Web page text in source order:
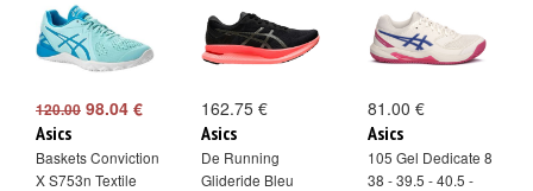
120.00 98.04 €
Asics
Baskets Conviction
X S753n Textile
162.75 €
Asics
De Running
Glideride Bleu
81.00 €
Asics
105 Gel Dedicate 8
38 - 39.5 - 40.5 -